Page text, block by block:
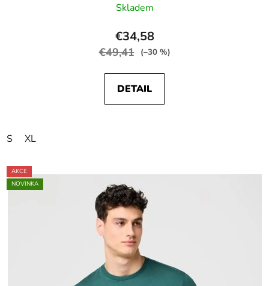
Skladem
€34,58
€49,41 (–30 %)
DETAIL
S XL
AKCE
NOVINKA